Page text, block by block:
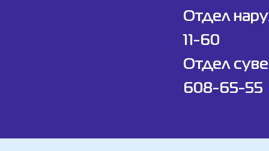
Отдел
11-60
Отдел
608-65-55